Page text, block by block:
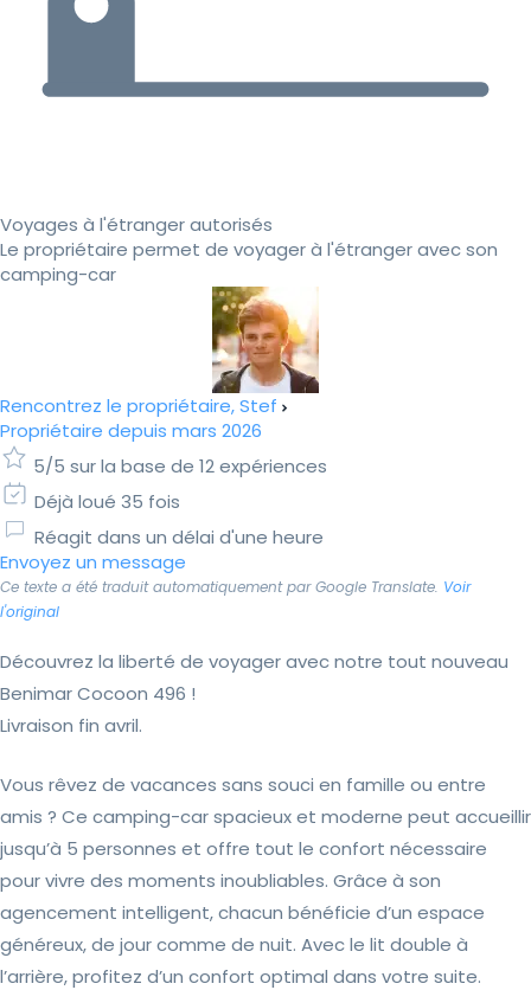
Voyages à l'étranger autorisés
Le propriétaire permet de voyager à l'étranger avec son
camping-car
Rencontrez le propriétaire, Stef
Propriétaire depuis mars 2026
5/5 sur la base de 12 expériences
Déjà loué 35 fois
Réagit dans un délai d'une heure
Envoyez un message
Ce texte a été traduit automatiquement par Google Translate. Voir
l'original
Découvrez la liberté de voyager avec notre tout nouveau
Benimar Cocoon 496 !
Livraison fin avril.
Vous rêvez de vacances sans souci en famille ou entre
amis ? Ce camping-car spacieux et moderne peut accueillir
jusqu’à 5 personnes et offre tout le confort nécessaire
pour vivre des moments inoubliables. Grâce à son
agencement intelligent, chacun bénéficie d’un espace
généreux, de jour comme de nuit. Avec le lit double à
l’arrière, profitez d’un confort optimal dans votre suite.